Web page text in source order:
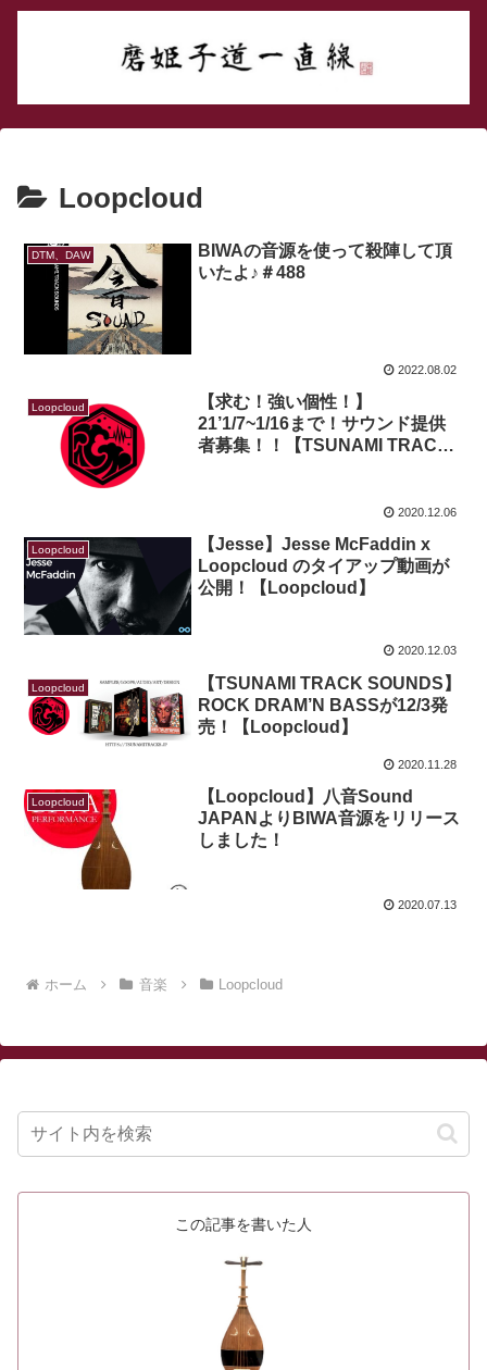
Loopcloud
DTM、DAW
BIWAの音源を使って殺陣して頂
いたよ♪＃488
2022.08.02
Loopcloud
【求む！強い個性！】
21’1/7~1/16まで！サウンド提供
者募集！！【TSUNAMI TRACK
2020.12.06
Loopcloud
【Jesse】Jesse McFaddin x
Loopcloud のタイアップ動画が
公開！【Loopcloud】
2020.12.03
Loopcloud
【TSUNAMI TRACK SOUNDS】
ROCK DRAM’N BASSが12/3発
売！【Loopcloud】
2020.11.28
Loopcloud
【Loopcloud】八音Sound
JAPANよりBIWA音源をリリース
しました！
2020.07.13
ホーム 音楽 Loopcloud
この記事を書いた人